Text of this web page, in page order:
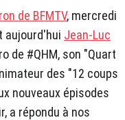
de BFMTV, mercredi
aujourd'hui Jean-Luc
de #QHM, son "Quart
des "12 coups
nouveaux épisodes
a répondu à nos